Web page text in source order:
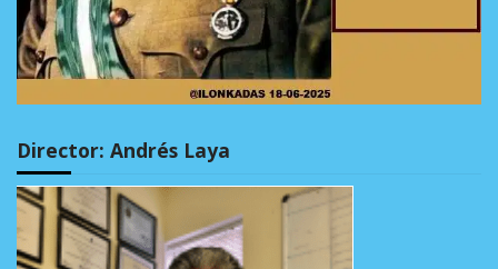
Director: Andrés Laya